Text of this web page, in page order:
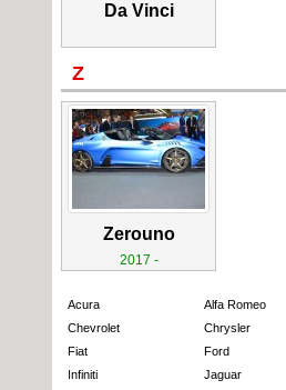
Da Vinci
Z
Zerouno
2017 -
Acura Alfa Romeo
Chevrolet
Chrysler
Fiat
Ford
Infiniti
Jaguar